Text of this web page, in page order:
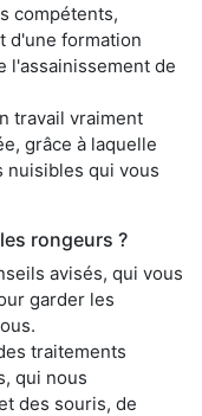
compétents,
d'une formation
l'assainissement de
travail vraiment
grâce à laquelle
nuisibles qui vous
rongeurs ?
avisés, qui vous
garder les
traitements
qui nous
des souris, de